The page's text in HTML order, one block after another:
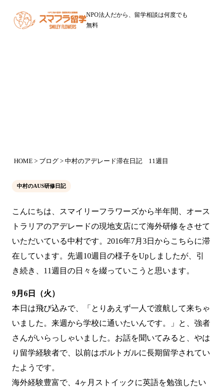
NPO法人だから、留学相談は何度でも
無料
HOME > ブログ > 中村のアデレード滞在日記 11週目
中村のAUS研修日記
こんにちは、スマイリーフラワーズから半年間、オース
トラリアのアデレードの現地支店にて海外研修をさせて
いただいている中村です。2016年7月3日からこちらに滞
在しています。先週 10週目 の様子をUpしましたが、引
き続き、11週目の日々を綴っていこうと思います。
9月6日（火）
本日は飛び込みで、「とりあえず一人で渡航して来ちゃ
いました。来週から学校に通いたいんです。」と、強者
さんがいらっしゃいました。お話を聞いてみると、やは
り留学経験者で、以前はポルトガルに長期留学されてい
たようです。
海外経験豊富で、4ヶ月ストイックに英語を勉強したい